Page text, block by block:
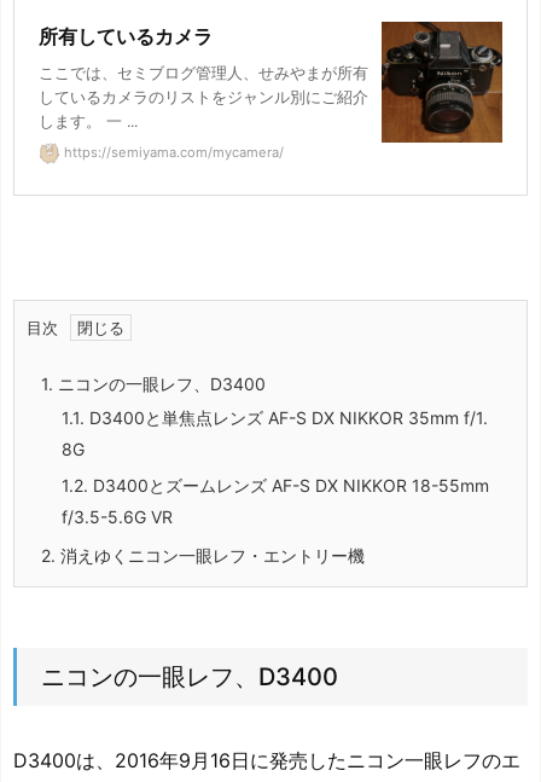
所有しているカメラ
ここでは、セミブログ管理人、せみやまが所有
しているカメラのリストをジャンル別にご紹介
します。 一 ...
https://semiyama.com/mycamera/
目次
1. ニコンの一眼レフ、D3400
1.1. D3400と単焦点レンズ AF-S DX NIKKOR 35mm f/1.
8G
1.2. D3400とズームレンズ AF-S DX NIKKOR 18-55mm
f/3.5-5.6G VR
2. 消えゆくニコン一眼レフ・エントリー機
ニコンの一眼レフ、D3400
D3400は、2016年9月16日に発売したニコン一眼レフのエ